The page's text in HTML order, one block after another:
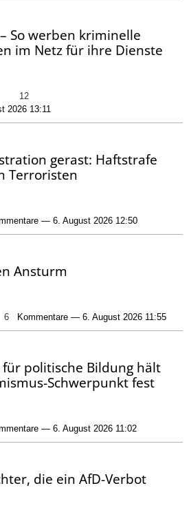
So werben kriminelle
im Netz für ihre Dienste
12
2026 13:11
gerast: Haftstrafe
Terroristen
— 6. August 2026 12:50
Ansturm
6 Kommentare — 6. August 2026 11:55
politische Bildung hält
Schwerpunkt fest
— 6. August 2026 11:02
die ein AfD-Verbot